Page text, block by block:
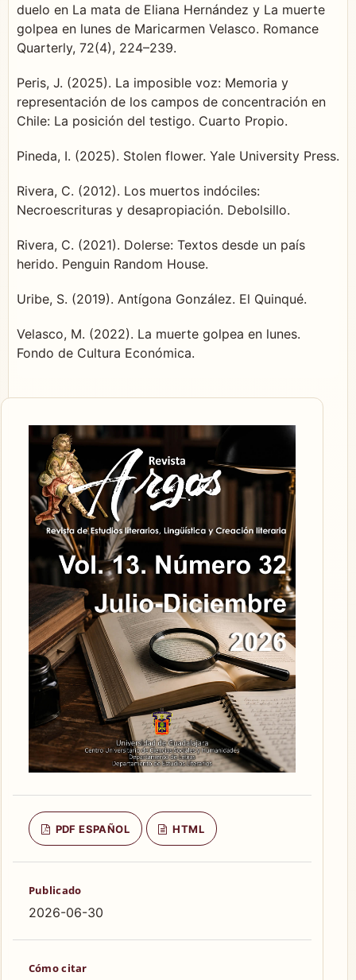
duelo en La mata de Eliana Hernández y La muerte
golpea en lunes de Maricarmen Velasco. Romance
Quarterly, 72(4), 224–239.
Peris, J. (2025). La imposible voz: Memoria y
representación de los campos de concentración en
Chile: La posición del testigo. Cuarto Propio.
Pineda, I. (2025). Stolen flower. Yale University Press.
Rivera, C. (2012). Los muertos indóciles:
Necroescrituras y desapropiación. Debolsillo.
Rivera, C. (2021). Dolerse: Textos desde un país
herido. Penguin Random House.
Uribe, S. (2019). Antígona González. El Quinqué.
Velasco, M. (2022). La muerte golpea en lunes.
Fondo de Cultura Económica.
PDF ESPAÑOL HTML
Publicado
2026-06-30
Cómo citar